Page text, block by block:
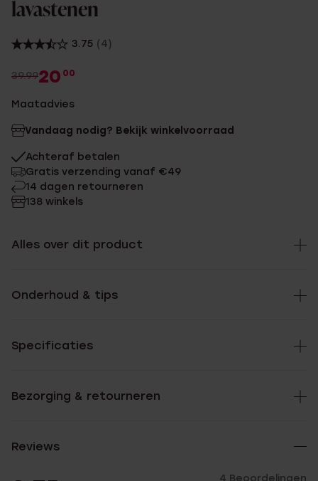
lavastenen
3.75 (4)
39.9920 00
Maatadvies
Vandaag nodig? Bekijk winkelvoorraad
Achteraf betalen
Gratis verzending vanaf €49
14 dagen retourneren
138 winkels
Alles over dit product
Onderhoud & tips
Specificaties
Bezorging & retourneren
Reviews
4 Beoordelingen